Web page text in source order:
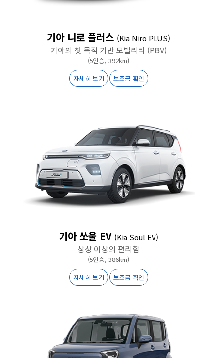
기아 니로 플러스 (Kia Niro PLUS)
기아의 첫 목적 기반 모빌리티 (PBV)
(5인승, 392km)
자세히 보기
보조금 확인
기아 쏘울 EV (Kia Soul EV)
상상 이상의 편리함
(5인승, 386km)
자세히 보기
보조금 확인